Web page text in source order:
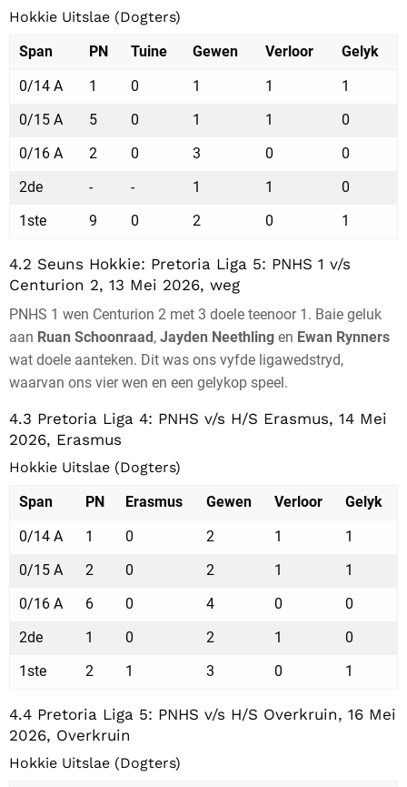
Hokkie Uitslae (Dogters)
Span
PN Tuine Gewen Verloor
Gelyk
0/14 A
1 0 1 1
1
0/15 A
5 0 1 1
0
0/16 A
2 0 3 0
0
2de
- - 1 1
0
1ste
9 0 2 0 1
4.2 Seuns Hokkie: Pretoria Liga 5: PNHS 1 v/s
Centurion 2, 13 Mei 2026, weg
PNHS 1 wen Centurion 2 met 3 doele teenoor 1. Baie geluk
aan Ruan Schoonraad, Jayden Neethling en Ewan Rynners
wat doele aanteken. Dit was ons vyfde ligawedstryd,
waarvan ons vier wen en een gelykop speel.
4.3 Pretoria Liga 4: PNHS v/s H/S Erasmus, 14 Mei
2026, Erasmus
Hokkie Uitslae (Dogters)
Span
PN Erasmus Gewen Verloor
Gelyk
0/14 A
1 0 2 1
1
0/15 A
2 0 2 1
1
0/16 A
6 0 4 0
0
2de
1 0 2 1
0
1ste
2 1 3 0 1
4.4 Pretoria Liga 5: PNHS v/s H/S Overkruin, 16 Mei
2026, Overkruin
Hokkie Uitslae (Dogters)